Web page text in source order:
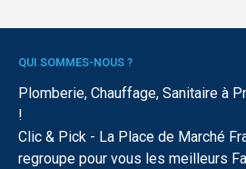
QUI SOMMES-NOUS ?
Plomberie, Chauffage, Sanitaire à
!
Clic & Pick - La Place de Marché
regroupe pour vous les meilleurs